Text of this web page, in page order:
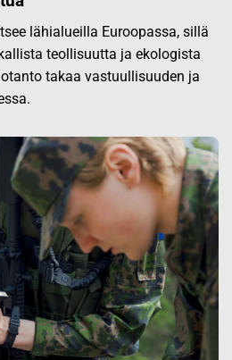
lähialueilla Euroopassa, sillä
teollisuutta ja ekologista
takaa vastuullisuuden ja